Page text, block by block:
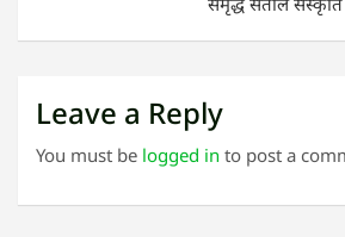
Leave a Reply
You must be logged in to post a